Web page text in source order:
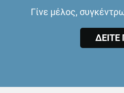
Γίνε μέλος,
ΔΕΙΤΕ